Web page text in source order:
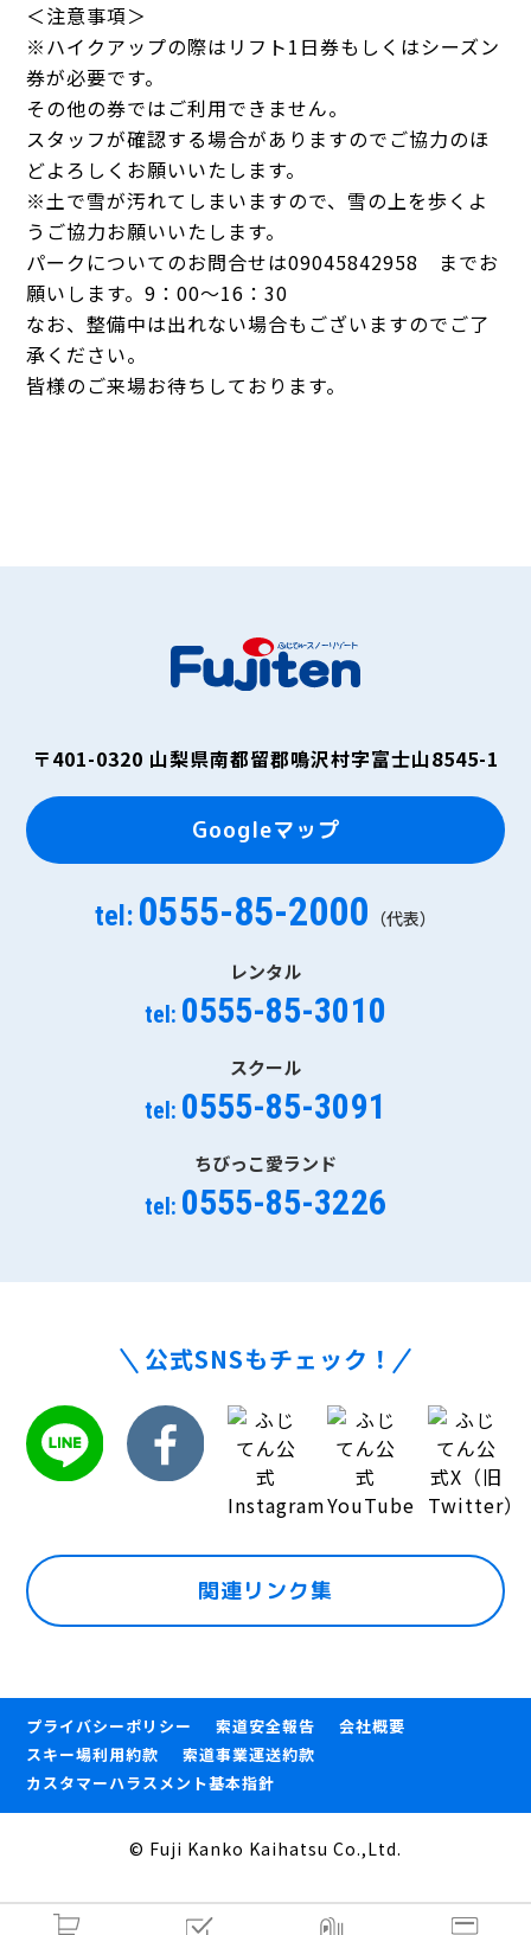
＜注意事項＞
※ハイクアップの際はリフト1日券もしくはシーズン
券が必要です。
その他の券ではご利用できません。
スタッフが確認する場合がありますのでご協力のほ
どよろしくお願いいたします。
※土で雪が汚れてしまいますので、雪の上を歩くよ
うご協力お願いいたします。
パークについてのお問合せは09045842958 までお
願いします。9：00～16：30
なお、整備中は出れない場合もございますのでご了
承ください。
皆様のご来場お待ちしております。
〒401-0320 山梨県南都留郡鳴沢村字富士山8545-1
Googleマップ
tel: 0555-85-2000 （代表）
レンタル
tel: 0555-85-3010
スクール
tel: 0555-85-3091
ちびっこ愛ランド
tel: 0555-85-3226
公式SNSもチェック！
関連リンク集
プライバシーポリシー 索道安全報告
会社概要
スキー場利用約款
索道事業運送約款
カスタマーハラスメント基本指針
© Fuji Kanko Kaihatsu Co.,Ltd.